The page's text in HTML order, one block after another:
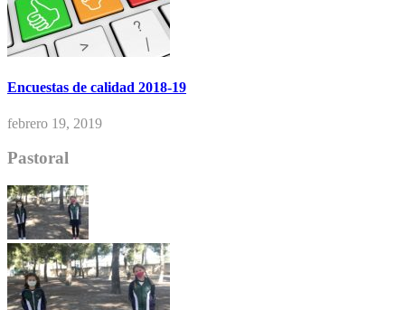
Encuestas de calidad 2018-19
febrero 19, 2019
Pastoral